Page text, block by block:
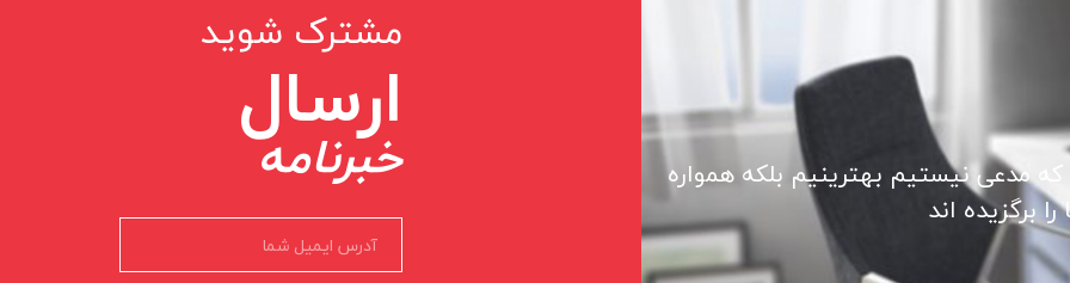
مدعی نیستیم بهترینیم بلکه همواره
برگزیده اند
مشترک شوید
ارسال
خبرنامه